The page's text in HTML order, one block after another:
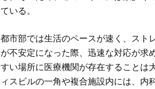
ている。
都市部では生活のペースが速く、スト
が不安定になった際、迅速な対応が求
すい場所に医療機関が存在することは
ィスビルの一角や複合施設内には、内